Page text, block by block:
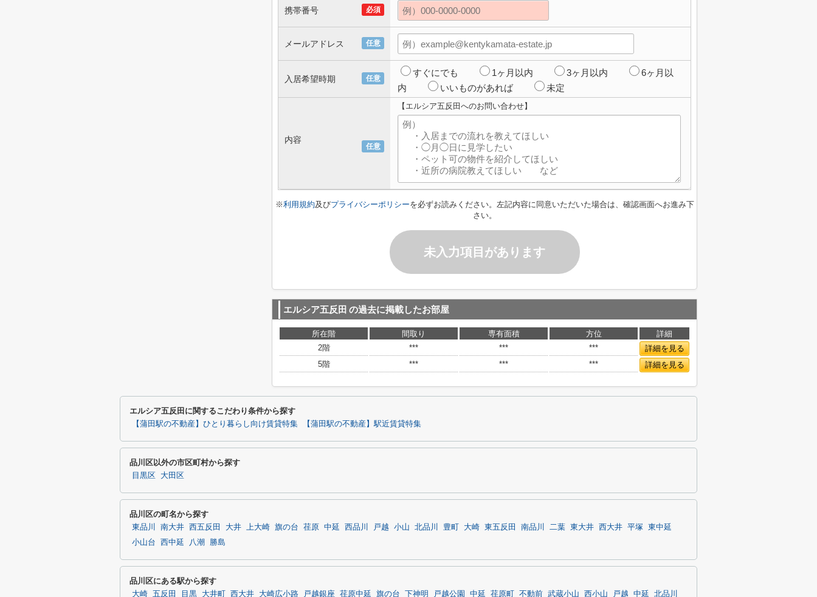
必須
携帯番号
任意
メールアドレス
任意
入居希望時期
すぐにでも 1ヶ月以内 3ヶ月以内
6ヶ月以
内
いいものがあれば 未定
任意
内容
【エルシア五反田へのお問い合わせ】
※利用規約及びプライバシーポリシーを必ずお読みください。左記内容に同意いただいた場合は、確認画面へお進み下
さい。
未入力項目があります
エルシア五反田 の過去に掲載したお部屋
所在階 間取り 専有面積 方位
詳細
2階
*** *** ***
詳細を見る
5階
*** *** *** 詳細を見る
エルシア五反田に関するこだわり条件から探す
【蒲田駅の不動産】ひとり暮らし向け賃貸特集 【蒲田駅の不動産】駅近賃貸特集
品川区以外の市区町村から探す
目黒区 大田区
品川区の町名から探す
東品川 南大井 西五反田 大井 上大崎 旗の台 荏原 中延 西品川 戸越 小山 北品川 豊町 大崎 東五反田 南品川 二葉 東大井 西大井 平塚 東中延
小山台
西中延 八潮 勝島
品川区にある駅から探す
大崎 五反田 目黒 大井町 西大井 大崎広小路 戸越銀座 荏原中延 旗の台 下神明 戸越公園 中延 荏原町 不動前 武蔵小山 西小山 戸越 中延 北品川